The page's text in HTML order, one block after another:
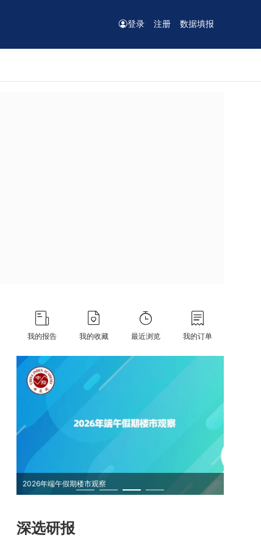
登录 注册 数据填报
我的报告 我的收藏 最近浏览 我的订单
2026年端午假期楼市观察
深选研报